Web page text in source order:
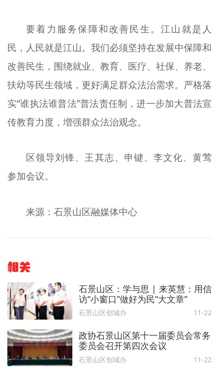
要着力服务保障和改善民生。江山就是人
民，人民就是江山。我们必须坚持在发展中保障和
改善民生，围绕就业、教育、医疗、社保、养老、
扶幼等民生领域，更好满足群众法治需求。严格落
实“谁执法谁普法”普法责任制，进一步加大普法宣
传教育力度，増强群众法治观念。
区领导刘锋、王其志、申键、李文化、黄莺
参加会议。
来源：石景山区融媒体中心
相关
石景山区：学与思 | 来英慧：用信
访“小窗口”做好为民“大文章”
石景山区创城办 11-22
政协石景山区第十一届委员会常务
委员会召开第四次会议
石景山区创城办 11-22